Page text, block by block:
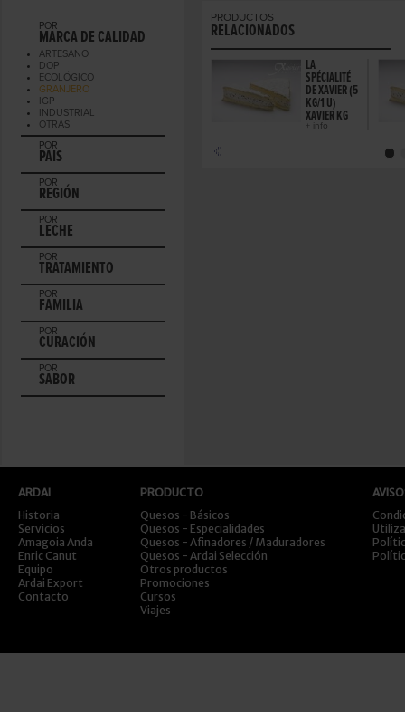
POR
MARCA DE CALIDAD
ARTESANO
DOP
ECOLÓGICO
GRANJERO
IGP
INDUSTRIAL
OTRAS
POR
PAIS
POR
REGIÓN
POR
LECHE
POR
TRATAMIENTO
POR
FAMILIA
POR
CURACIÓN
POR
SABOR
PRODUCTOS
RELACIONADOS
LA
SPÉCIALITÉ
DE XAVIER (5
KG/1 U)
XAVIER KG
+ info
ARDAI
Historia
Servicios
Amagoia Anda
Enric Canut
Equipo
Ardai Export
Contacto
PRODUCTO
Quesos - Básicos
Quesos - Especialidades
Quesos - Afinadores / Maduradores
Quesos - Ardai Selección
Otros productos
Promociones
Cursos
Viajes